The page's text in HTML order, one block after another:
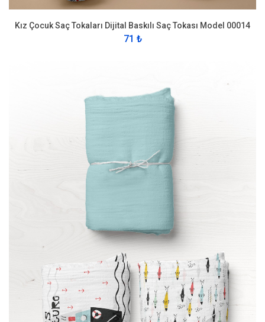
Kız Çocuk Saç Tokaları Dijital Baskılı Saç Tokası Model 00014
71 ₺